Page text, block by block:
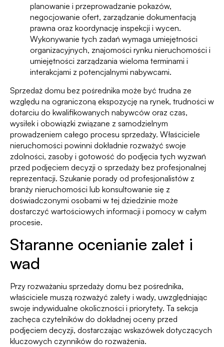
planowanie i przeprowadzanie pokazów,
negocjowanie ofert, zarządzanie dokumentacją
prawna oraz koordynację inspekcji i wycen.
Wykonywanie tych zadań wymaga umiejętności
organizacyjnych, znajomości rynku nieruchomości i
umiejętności zarządzania wieloma terminami i
interakcjami z potencjalnymi nabywcami.
Sprzedaż domu bez pośrednika może być trudna ze
względu na ograniczoną ekspozycję na rynek, trudności w
dotarciu do kwalifikowanych nabywców oraz czas,
wysiłek i obowiązki związane z samodzielnym
prowadzeniem całego procesu sprzedaży. Właściciele
nieruchomości powinni dokładnie rozważyć swoje
zdolności, zasoby i gotowość do podjęcia tych wyzwań
przed podjęciem decyzji o sprzedaży bez profesjonalnej
reprezentacji. Szukanie porady od profesjonalistów z
branży nieruchomości lub konsultowanie się z
doświadczonymi osobami w tej dziedzinie może
dostarczyć wartościowych informacji i pomocy w całym
procesie.
Staranne ocenianie zalet i
wad
Przy rozważaniu sprzedaży domu bez pośrednika,
właściciele muszą rozważyć zalety i wady, uwzględniając
swoje indywidualne okoliczności i priorytety. Ta sekcja
zachęca czytelników do dokładnej oceny przed
podjęciem decyzji, dostarczając wskazówek dotyczących
kluczowych czynników do rozważenia.